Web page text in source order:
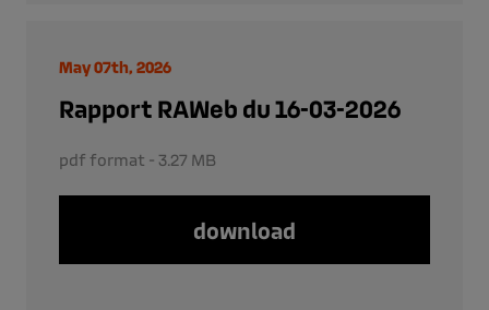
May 07th, 2026
Rapport RAWeb du 16-03-2026
pdf format - 3.27 MB
download